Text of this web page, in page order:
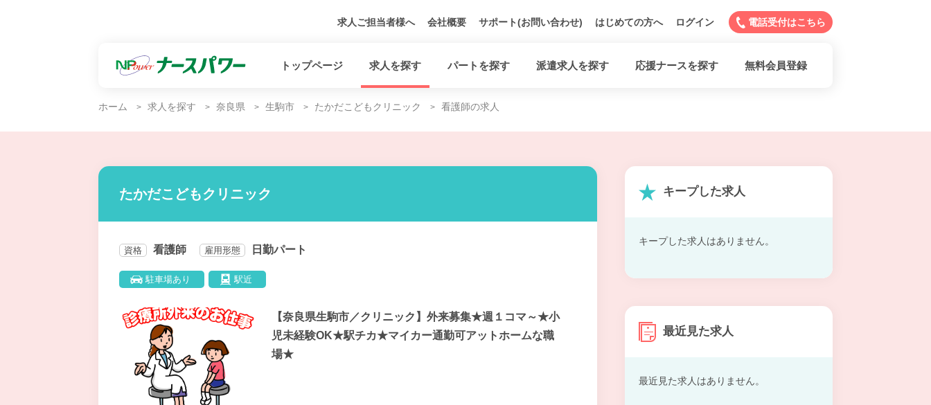
求人ご担当者様へ 会社概要 サポート(お問い合わせ) はじめての方へ ログイン 電話受付はこちら
トップページ 求人を探す パートを探す 派遣求人を探す 応援ナースを探す 無料会員登録
ホーム 求人を探す 奈良県 生駒市 たかだこどもクリニック 看護師の求人
たかだこどもクリニック
資格 看護師 雇用形態 日勤パート
駐車場あり 駅近
【奈良県生駒市／クリニック】外来募集★週１コマ～★小
児未経験OK★駅チカ★マイカー通勤可アットホームな職
場★
キープした求人
キープした求人はありません。
最近見た求人
最近見た求人はありません。